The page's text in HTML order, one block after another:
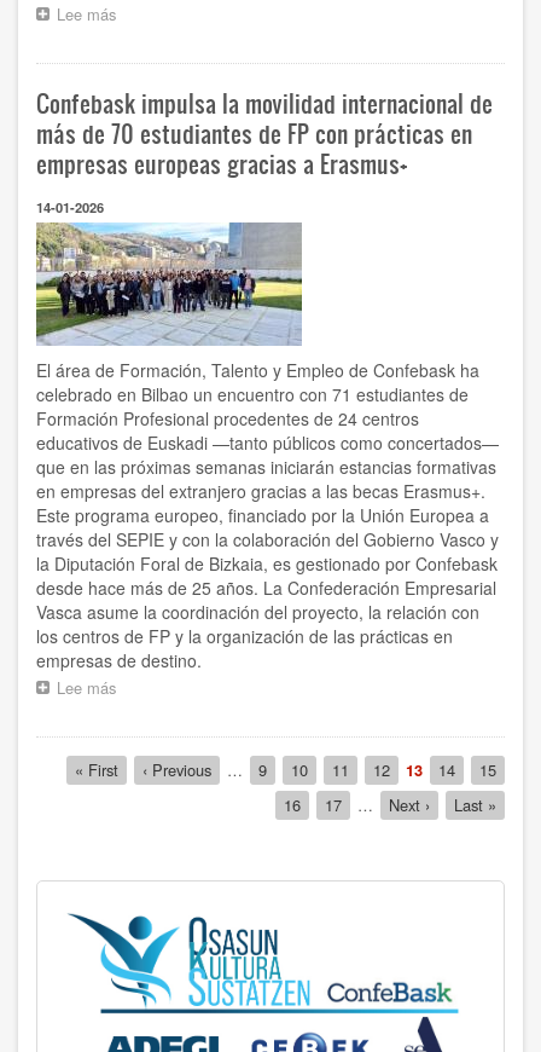
Lee más
Confebask
para
la
promoción
Salud
y
la
Seguridad
Laboral,
una
de
las
mejores
campañas
de
Comunicación
en
2025
según
Top
Comunicación
Confebask impulsa la movilidad internacional de
más de 70 estudiantes de FP con prácticas en
empresas europeas gracias a Erasmus+
14-01-2026
El área de Formación, Talento y Empleo de Confebask ha
celebrado en Bilbao un encuentro con 71 estudiantes de
Formación Profesional procedentes de 24 centros
educativos de Euskadi —tanto públicos como concertados—
que en las próximas semanas iniciarán estancias formativas
en empresas del extranjero gracias a las becas Erasmus+.
Este programa europeo, financiado por la Unión Europea a
través del SEPIE y con la colaboración del Gobierno Vasco y
la Diputación Foral de Bizkaia, es gestionado por Confebask
desde hace más de 25 años. La Confederación Empresarial
Vasca asume la coordinación del proyecto, la relación con
los centros de FP y la organización de las prácticas en
empresas de destino.
Lee más
la
movilidad
70
de
FP
con
prácticas
en
empresas
Paginación
Primera
página
« First
Página
anterior
‹ Previous … Página
9 Página
10 Página
11 Página
12
Página
actual
13 Página
14 Página
15
Página
16 Página
17 …
Siguiente
página
Next ›
Última
página
Last »